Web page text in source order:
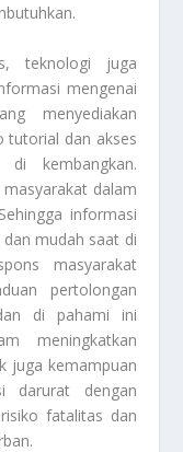
teknologi juga
mengenai
menyediakan
tutorial dan akses
kembangkan.
dalam
informasi
mudah saat di
masyarakat
pertolongan
di pahami ini
meningkatkan
juga kemampuan
darurat dengan
fatalitas dan